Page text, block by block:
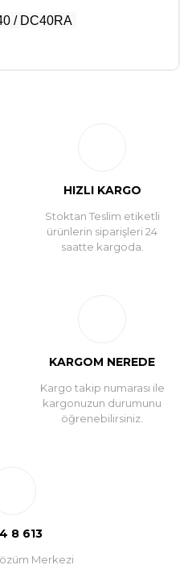
/ DC40RA
HIZLI KARGO
Stoktan Teslim etiketli
ürünlerin siparişleri 24
saatte kargoda.
KARGOM NEREDE
Kargo takip numarası ile
kargonuzun durumunu
öğrenebilirsiniz.
8 613
Merkezi